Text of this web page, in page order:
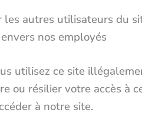
autres utilisateurs du
nos employés
utilisez ce site
ou résilier votre accès à
à notre site.